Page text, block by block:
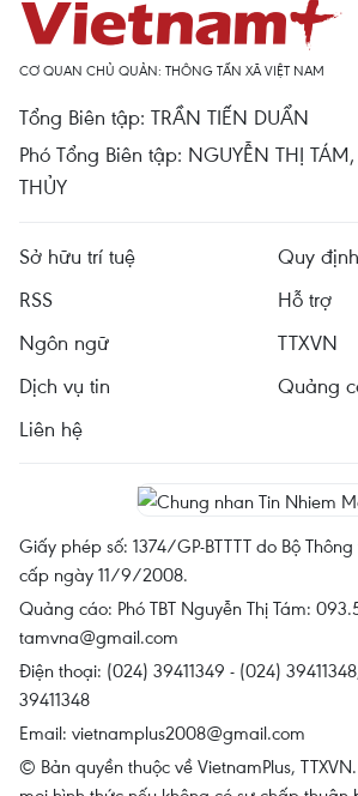
CƠ QUAN CHỦ QUẢN: THÔNG TẤN XÃ VIỆT NAM
Tổng Biên tập: TRẦN TIẾN DUẨN
Phó Tổng Biên tập: NGUYỄN THỊ
THỦY
Sở hữu trí tuệ
Quy
RSS
Hỗ trợ
Ngôn ngữ
TTXVN
Dịch vụ tin
Quảng
Liên hệ
Giấy phép số: 1374/GP-BTTTT do Bộ
cấp ngày 11/9/2008.
Quảng cáo: Phó TBT Nguyễn Thị Tám:
tamvna@gmail.com
Điện thoại: (024) 39411349 - (024)
39411348
Email: vietnamplus2008@gmail.com
© Bản quyền thuộc về VietnamPlus,